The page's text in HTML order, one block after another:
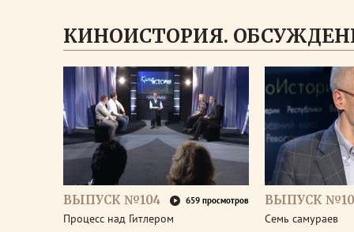
КИНОИСТОРИЯ.
ВЫПУСК №104 659 просмотров
Процесс над Гитлером
ВЫПУСК
Семь самураев